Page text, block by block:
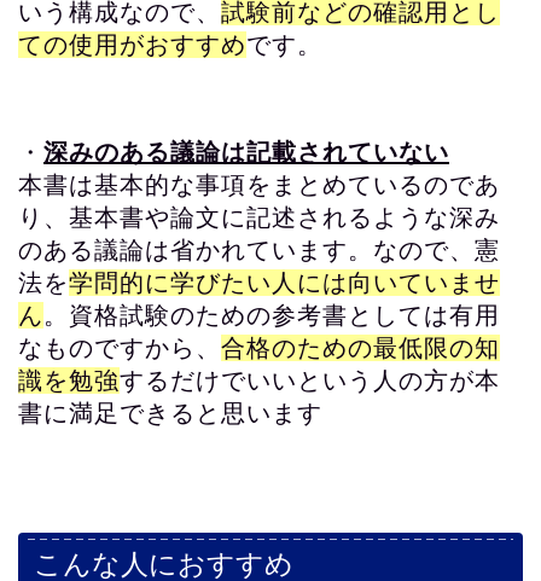
いう構成なので、 試験前などの確認用とし
ての使用がおすすめです。
・ 深みのある議論は記載されていない
本書は基本的な事項をまとめているのであ
り、基本書や論文に記述されるような深み
のある議論は省かれています。なので、憲
法を学問的に学びたい人には向いていませ
ん。資格試験のための参考書としては有用
なものですから、 合格のための最低限の知
識を勉強するだけでいいという人の方が本
書に満足できると思います
こんな人におすすめ